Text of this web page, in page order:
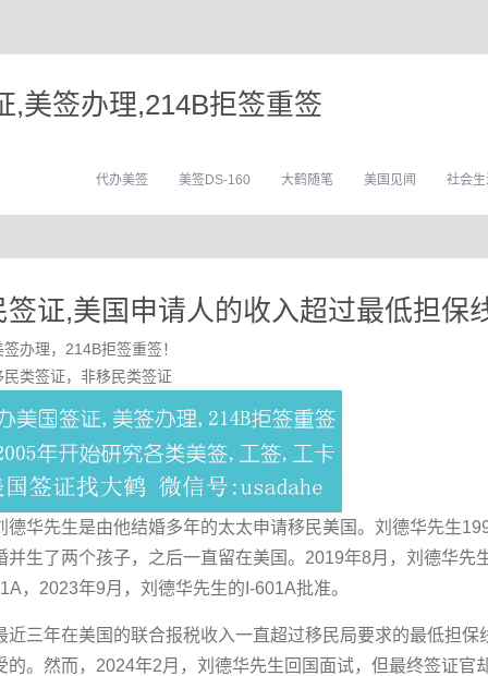
,美签办理,214B拒签重签
社会
美国见闻
大鹤随笔
美签DS-160
代办美签
证,美国申请人的收入超过最低担保
办理，214B拒签重签！
类签证，非移民类签证
德华先生是由他结婚多年的太太申请移民美国。刘德华先生
并生了两个孩子，之后一直留在美国。2019年8月，刘德华先
，2023年9月，刘德华先生的I-601A批准。
近三年在美国的联合报税收入一直超过移民局要求的最低担
的。然而，2024年2月，刘德华先生回国面试，但最终签证官